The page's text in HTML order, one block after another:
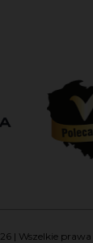
| Wszelkie